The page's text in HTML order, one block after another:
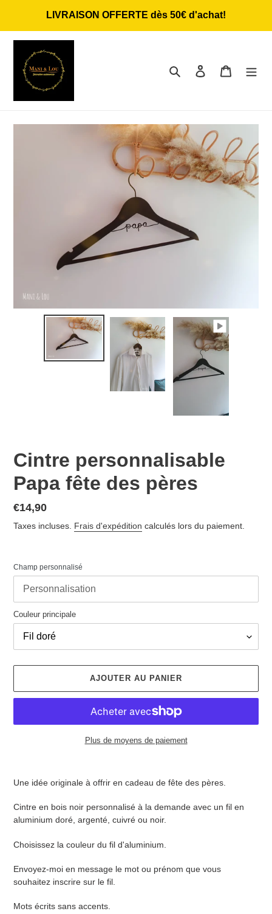
contenu
LIVRAISON OFFERTE dès 50€ d'achat!
RechercherSe connecter
Panier
Cintre personnalisable
Papa fête des pères
Prix
normal
€14,90
Taxes incluses. Frais d'expédition calculés lors du paiement.
Champ personnalisé
Couleur principale
AJOUTER AU PANIER
Plus de moyens de paiement
à
votre
Une idée originale à offrir en cadeau de fête des pères.
Cintre en bois noir personnalisé à la demande avec un fil en
aluminium doré, argenté, cuivré ou noir.
Choisissez la couleur du fil d'aluminium.
Envoyez-moi en message le mot ou prénom que vous
souhaitez inscrire sur le fil.
Mots écrits sans accents.